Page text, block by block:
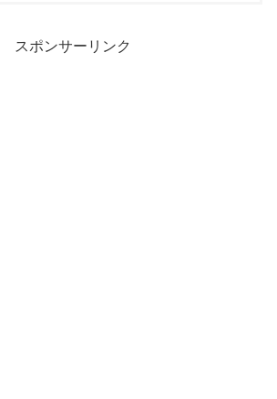
スポンサーリンク